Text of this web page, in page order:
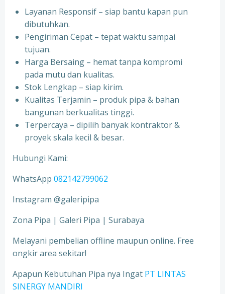
Layanan Responsif – siap bantu kapan pun
dibutuhkan.
Pengiriman Cepat – tepat waktu sampai
tujuan.
Harga Bersaing – hemat tanpa kompromi
pada mutu dan kualitas.
Stok Lengkap – siap kirim.
Kualitas Terjamin – produk pipa & bahan
bangunan berkualitas tinggi.
Terpercaya – dipilih banyak kontraktor &
proyek skala kecil & besar.
Hubungi Kami:
WhatsApp 082142799062
Instagram @galeripipa
Zona Pipa | Galeri Pipa | Surabaya
Melayani pembelian offline maupun online. Free
ongkir area sekitar!
Apapun Kebutuhan Pipa nya Ingat PT LINTAS
SINERGY MANDIRI